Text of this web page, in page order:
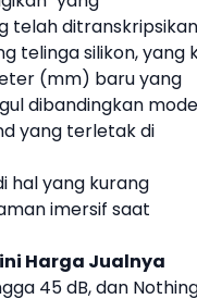
telah
telinga silikon, yang
(mm) baru yang
dibandingkan
yang terletak di
hal yang kurang
imersif saat
Harga Jualnya
45 dB, dan